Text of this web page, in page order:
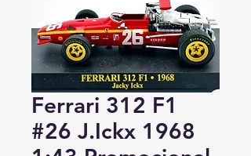
Ferrari 312 F1
#26 J.Ickx 1968